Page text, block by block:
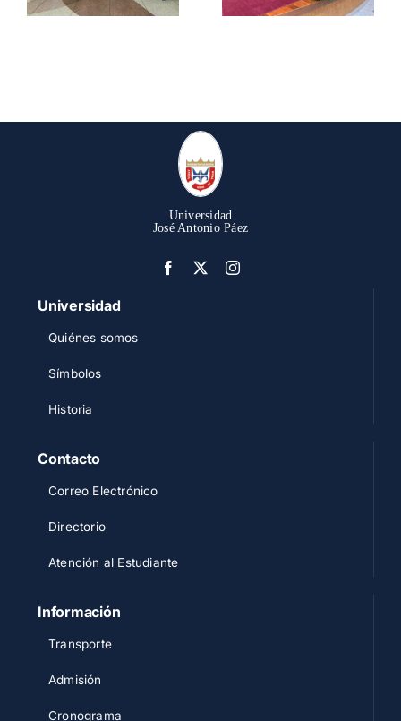
Universidad
José Antonio Páez
Universidad
Quiénes somos
Símbolos
Historia
Contacto
Correo Electrónico
Directorio
Atención al Estudiante
Información
Transporte
Admisión
Cronograma